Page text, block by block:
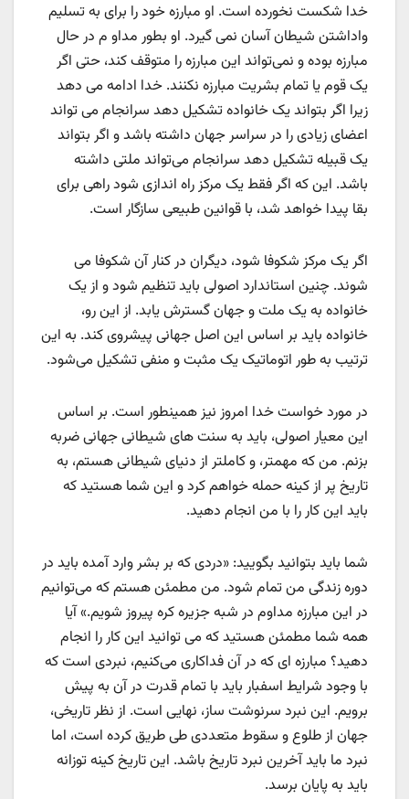
خدا شکست نخورده است. او مبارزه خود را برای به تسلیم
واداشتن شیطان آسان نمی گیرد. او بطور مداو م در حال
مبارزه بوده و نمی‌تواند این مبارزه را متوقف کند، حتی اگر
یک قوم یا تمام بشریت مبارزه نکنند. خدا ادامه می دهد
زیرا اگر بتواند یک خانواده تشکیل دهد سرانجام می تواند
اعضای زیادی را در سراسر جهان داشته باشد و اگر بتواند
یک قبیله تشکیل دهد سرانجام می‌تواند ملتی داشته
باشد. این که اگر فقط یک مرکز راه اندازی شود راهی برای
بقا پیدا خواهد شد، با قوانین طبیعی سازگار است.
اگر یک مرکز شکوفا شود، دیگران در کنار آن شکوفا می
شوند. چنین استاندارد اصولی باید تنظیم شود و از یک
خانواده به یک ملت و جهان گسترش یابد. از این رو،
خانواده باید بر اساس این اصل جهانی پیشروی کند. به این
ترتیب به طور اتوماتیک یک مثبت و منفی تشکیل می‌شود.
در مورد خواست خدا امروز نیز همینطور است. بر اساس
این معیار اصولی، باید به سنت های شیطانی جهانی ضربه
بزنم. من که مهمتر، و کاملتر از دنیای شیطانی هستم، به
تاریخ پر از کینه حمله خواهم کرد و این شما هستید که
باید این کار را با من انجام دهید.
شما باید بتوانید بگویید: «دردی که بر بشر وارد آمده باید در
دوره زندگی من تمام شود. من مطمئن هستم که می‌توانیم
در این مبارزه مداوم در شبه جزیره کره پیروز شویم.» آیا
همه شما مطمئن هستید که می توانید این کار را انجام
دهید؟ مبارزه ای که در آن فداکاری می‌کنیم، نبردی است که
با وجود شرایط اسفبار باید با تمام قدرت در آن به پیش
برویم. این نبرد سرنوشت ساز، نهایی است. از نظر تاریخی،
جهان از طلوع و سقوط متعددی طی طریق کرده است، اما
نبرد ما باید آخرین نبرد تاریخ باشد. این تاریخ کینه توزانه
باید به پایان برسد.